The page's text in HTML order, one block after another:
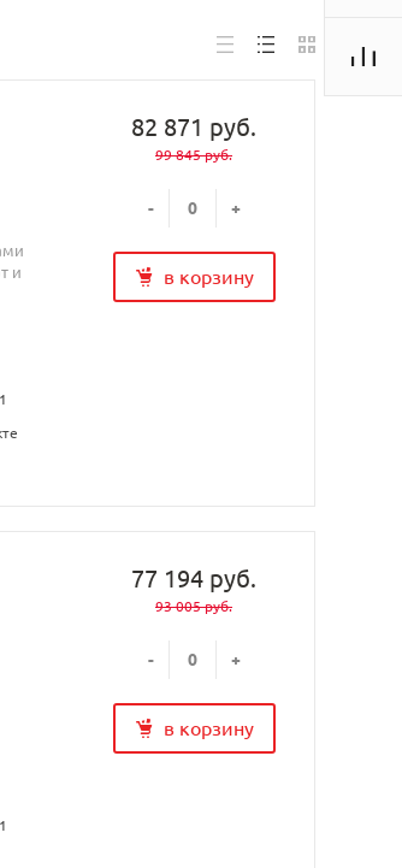
82 871 руб.
99 845 руб.
- +
в корзину
и
77 194 руб.
93 005 руб.
- +
в корзину